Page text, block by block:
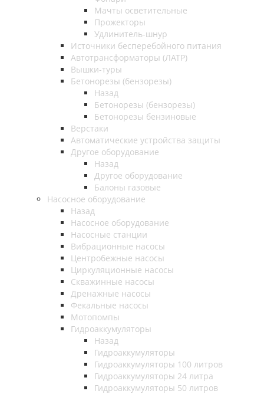
Мачты осветительные
Прожекторы
Удлинитель-шнур
Источники бесперебойного питания
Автотрансформаторы (ЛАТР)
Вышки-туры
Бетонорезы (бензорезы)
Назад
Бетонорезы (бензорезы)
Бетонорезы бензиновые
Верстаки
Автоматические устройства защиты
Другое оборудование
Назад
Другое оборудование
Балоны газовые
Насосное оборудование
Назад
Насосное оборудование
Насосные станции
Вибрационные насосы
Центробежные насосы
Циркуляционные насосы
Скважинные насосы
Дренажные насосы
Фекальные насосы
Мотопомпы
Гидроаккумуляторы
Назад
Гидроаккумуляторы
Гидроаккумуляторы 100 литров
Гидроаккумуляторы 24 литра
Гидроаккумуляторы 50 литров